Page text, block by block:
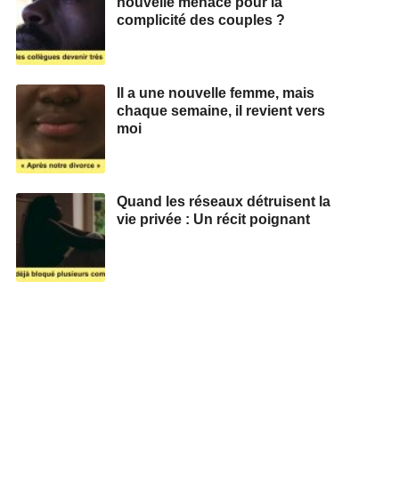
complicité des couples ?
Il a une nouvelle femme, mais
chaque semaine, il revient vers
moi
Quand les réseaux détruisent la
vie privée : Un récit poignant